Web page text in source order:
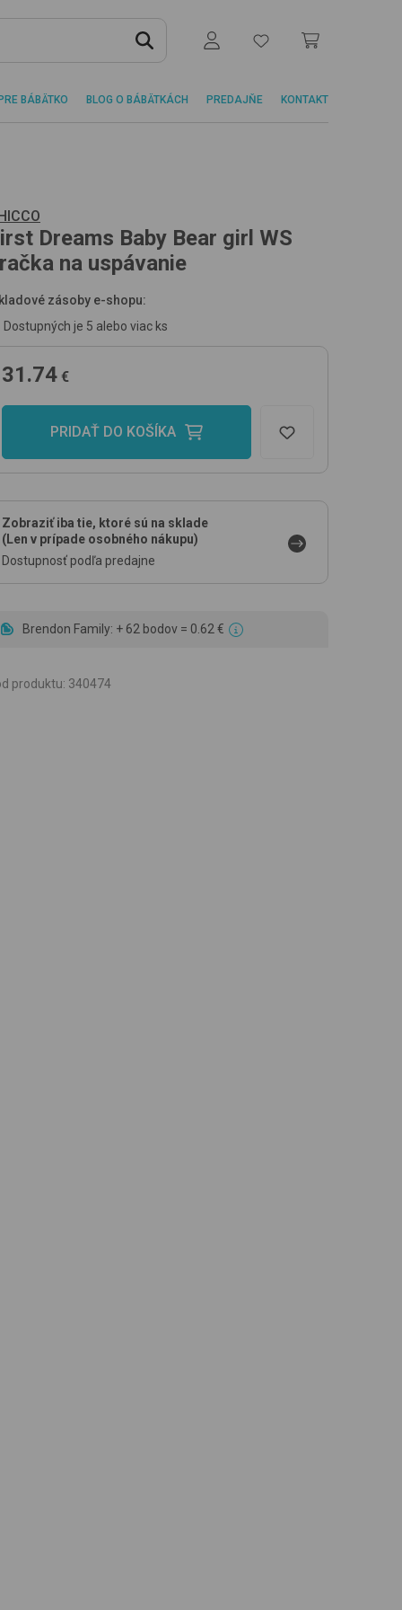
BÁBÄTKO BLOG O BÁBÄTKÁCH PREDAJŇE KONTAKT
Dreams Baby Bear girl WS
na uspávanie
zásoby e-shopu:
Dostupných je 5 alebo viac ks
31.74 €
PRIDAŤ DO KOŠÍKA
Zobraziť iba tie, ktoré sú na sklade
(Len v prípade osobného nákupu)
Dostupnosť podľa predajne
Brendon Family: + 62 bodov = 0.62 €
produktu: 340474